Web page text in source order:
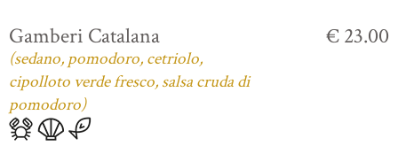
Gamberi Catalana
(sedano, pomodoro, cetriolo,
cipolloto verde fresco, salsa cruda di
pomodoro)
€ 23.00